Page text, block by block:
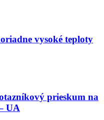
vysoké teploty
prieskum na
UA